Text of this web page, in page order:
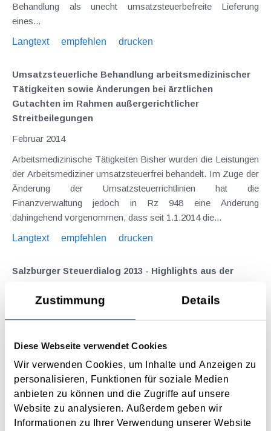
Zustimmung Details
Diese Webseite verwendet Cookies
Wir verwenden Cookies, um Inhalte und Anzeigen zu
personalisieren, Funktionen für soziale Medien
anbieten zu können und die Zugriffe auf unsere
Website zu analysieren. Außerdem geben wir
Informationen zu Ihrer Verwendung unserer Website
Behandlung als unecht umsatzsteuerbefreite Lieferung
eines...
Langtext
empfehlen drucken
Umsatzsteuerliche Behandlung arbeitsmedizinischer
Tätigkeiten sowie Änderungen bei ärztlichen
Gutachten im Rahmen außergerichtlicher
Streitbeilegungen
Februar 2014
Arbeitsmedizinische Tätigkeiten Bisher wurden die Leistungen
der Arbeitsmediziner umsatzsteuerfrei behandelt. Im Zuge der
Änderung der Umsatzsteuerrichtlinien hat die
Finanzverwaltung jedoch in Rz 948 eine Änderung
dahingehend vorgenommen, dass seit 1.1.2014 die...
Langtext
empfehlen drucken
Salzburger Steuerdialog 2013 - Highlights aus der
Dezember 2013
Bereich Umsatzsteuer, welche Anfang Oktober 2013 vom
dargestellt werden. Grenzüberschreitender PKW-Sachbezug
Der Arbeitnehmer hat regelmäßig...
Langtext
empfehlen drucken